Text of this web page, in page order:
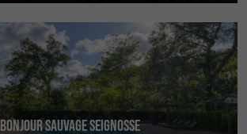
Bonjour Sauvage Seignosse